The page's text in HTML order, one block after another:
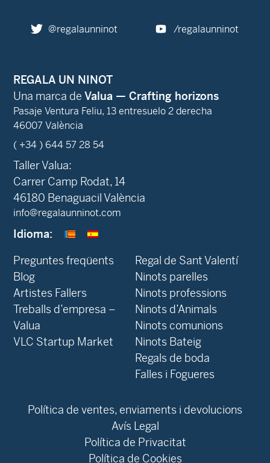
@regalaunninot /regalaunninot
REGALA UN NINOT
Una marca de Valua — Crafting horizons
Pasaje Ventura Feliu, 13 entresuelo 2 derecha
46007 València
( +34 ) 644 57 28 54
Taller Valua:
Carrer Camp Rodat, 14
46180 Benaguacil València
info@regalaunninot.com
Idioma:
Preguntes freqüents
Blog
‍Artistes Fallers
Treballs d’empresa –
Valua
VLC Startup Market
Regal de Sant Valentí
Ninots parelles
Ninots professions
Ninots d’Animals
Ninots comunions
Ninots Bateig
Regals de boda
Falles i Fogueres
Política de ventes, enviaments i devolucions
Avís Legal
Política de Privacitat
Política de Cookies